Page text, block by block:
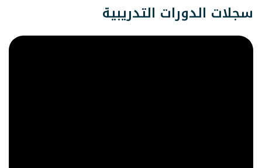
سجلات الدورات التدريبية